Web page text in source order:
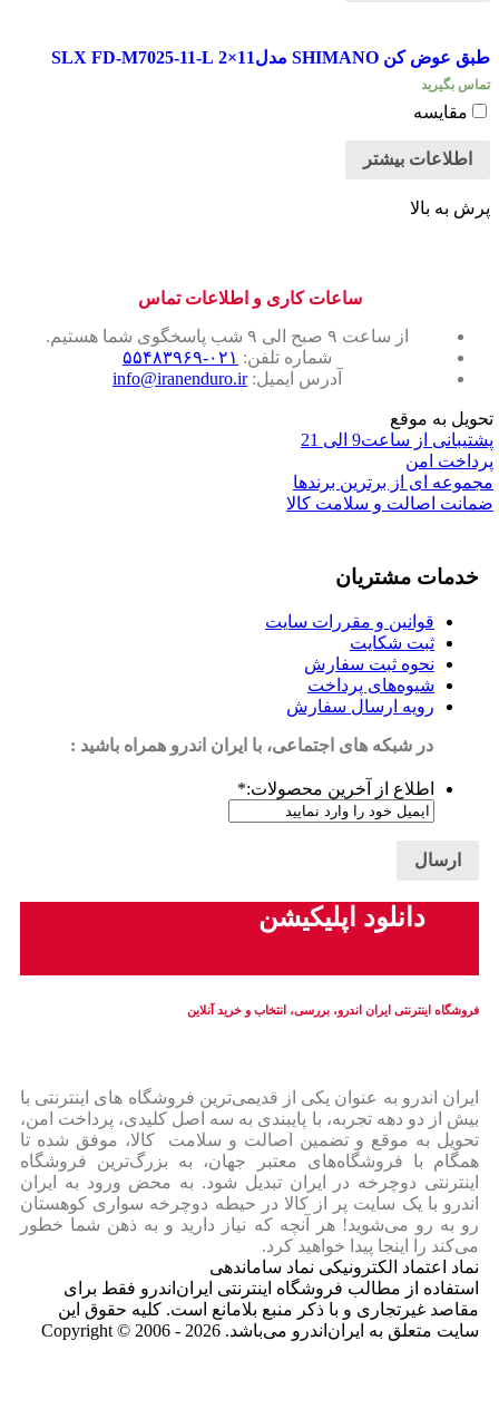
طبق عوض کن SHIMANO مدل11×2 SLX FD-M7025-11-L
تماس بگیرید
مقایسه
اطلاعات بیشتر
پرش به بالا
ساعات کاری و اطلاعات تماس
از ساعت ۹ صبح الی ۹ شب پاسخگوی شما هستیم.
شماره تلفن: ۰۲۱-۵۵۴۸۳۹۶۹
آدرس ایمیل:info@iranenduro.ir
تحویل به موقع
پشتیبانی از ساعت9 الی 21
پرداخت امن
مجموعه ای از برترین برندها
ضمانت اصالت و سلامت کالا
خدمات مشتریان
قوانین و مقررات سایت
ثبت شکایت
نحوه ثبت سفارش
شیوه‌های پرداخت
رویه ارسال سفارش
در شبکه های اجتماعی، با ایران اندرو همراه باشید :
اطلاع از آخرین محصولات:*
دانلود اپلیکیشن
فروشگاه اینترنتی ایران‌ اندرو، بررسی، انتخاب و خرید آنلاین
ایران‌ اندرو به عنوان یکی از قدیمی‌ترین فروشگاه های اینترنتی با
بیش از دو دهه تجربه، با پایبندی به سه اصل کلیدی، پرداخت امن،
تحویل به موقع و تضمین اصالت و سلامت کالا، موفق شده تا
همگام با فروشگاه‌های معتبر جهان، به بزرگ‌ترین فروشگاه
اینترنتی دوچرخه در ایران تبدیل شود. به محض ورود به ایران‌
اندرو با یک سایت پر از کالا در حیطه دوچرخه سواری کوهستان
رو به رو می‌شوید! هر آنچه که نیاز دارید و به ذهن شما خطور
می‌کند را اینجا پیدا خواهید کرد.
نماد اعتماد الکترونیکی نماد ساماندهی
استفاده از مطالب فروشگاه اینترنتی ایران‌اندرو فقط برای
مقاصد غیرتجاری و با ذکر منبع بلامانع است. کلیه حقوق این
سایت متعلق به ایران‌اندرو می‌باشد. Copyright © 2006 - 2026